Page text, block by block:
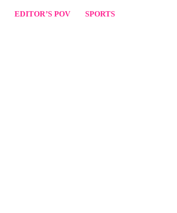
EDITOR’S POV SPORTS